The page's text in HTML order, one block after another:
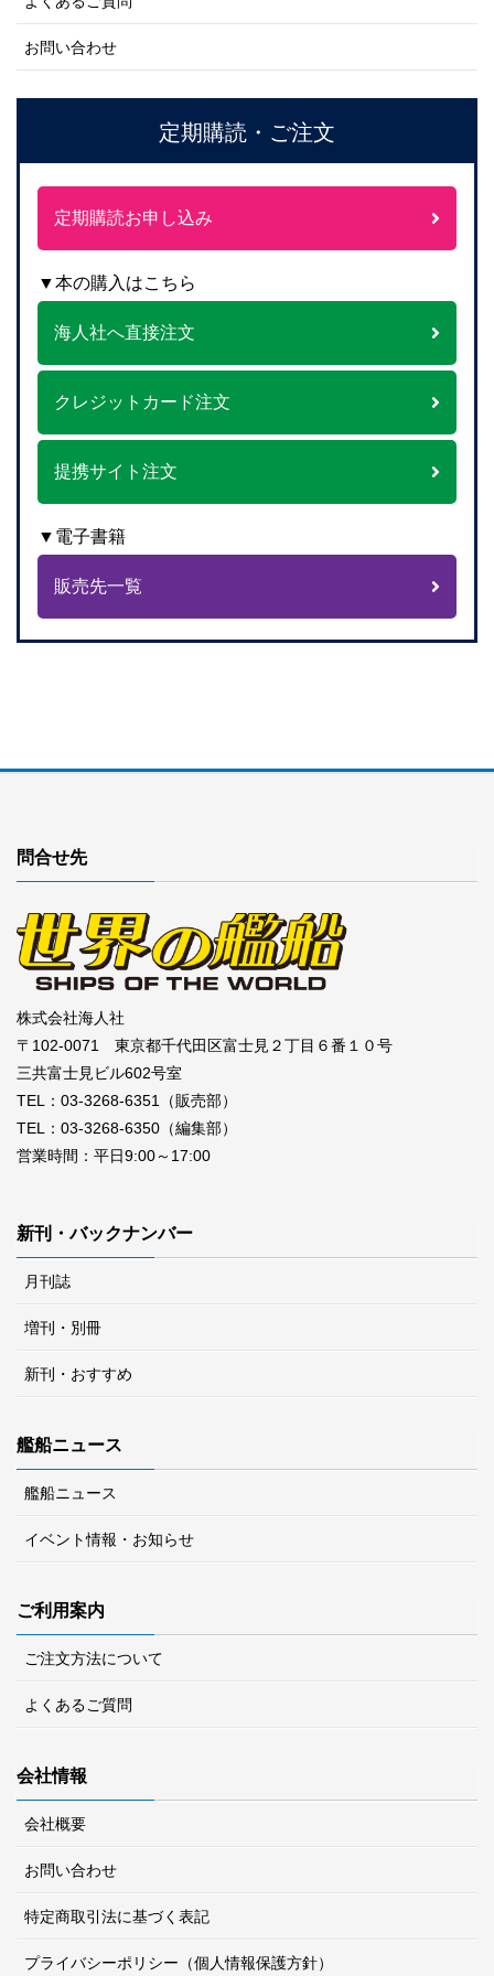
お問い合わせ
定期購読・ご注文
定期購読お申し込み
▼本の購入はこちら
海人社へ直接注文
クレジットカード注文
提携サイト注文
▼電子書籍
販売先一覧
問合せ先
株式会社海人社
〒102-0071 東京都千代田区富士見２丁目６番１０号
三共富士見ビル602号室
TEL：03-3268-6351（販売部）
TEL：03-3268-6350（編集部）
営業時間：平日9:00～17:00
新刊・バックナンバー
月刊誌
増刊・別冊
新刊・おすすめ
艦船ニュース
艦船ニュース
イベント情報・お知らせ
ご利用案内
ご注文方法について
よくあるご質問
会社情報
会社概要
お問い合わせ
特定商取引法に基づく表記
プライバシーポリシー（個人情報保護方針）